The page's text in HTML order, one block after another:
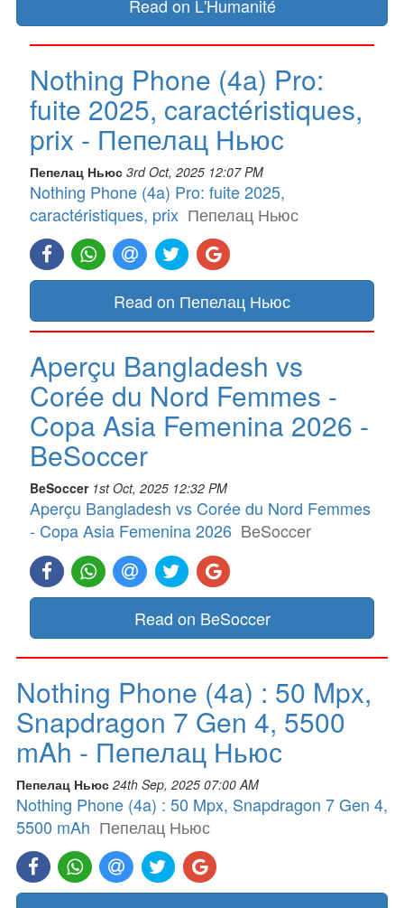
Read on L'Humanité
Nothing Phone (4a) Pro:
fuite 2025, caractéristiques,
prix - Пепелац Ньюс
Пепелац Ньюс 3rd Oct, 2025 12:07 PM
Nothing Phone (4a) Pro: fuite 2025,
caractéristiques, prix Пепелац Ньюс
Read on Пепелац Ньюс
Aperçu Bangladesh vs
Corée du Nord Femmes -
Copa Asia Femenina 2026 -
BeSoccer
BeSoccer 1st Oct, 2025 12:32 PM
Aperçu Bangladesh vs Corée du Nord Femmes
- Copa Asia Femenina 2026 BeSoccer
Read on BeSoccer
Nothing Phone (4a) : 50 Mpx,
Snapdragon 7 Gen 4, 5500
mAh - Пепелац Ньюс
Пепелац Ньюс 24th Sep, 2025 07:00 AM
Nothing Phone (4a) : 50 Mpx, Snapdragon 7 Gen 4,
5500 mAh Пепелац Ньюс